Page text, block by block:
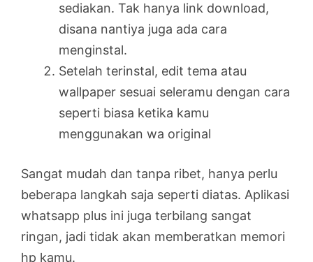
sediakan. Tak hanya link download,
disana nantiya juga ada cara
menginstal.
Setelah terinstal, edit tema atau
wallpaper sesuai seleramu dengan cara
seperti biasa ketika kamu
menggunakan wa original
Sangat mudah dan tanpa ribet, hanya perlu
beberapa langkah saja seperti diatas. Aplikasi
whatsapp plus ini juga terbilang sangat
ringan, jadi tidak akan memberatkan memori
hp kamu.